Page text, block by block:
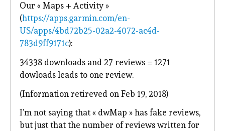
Our « Maps + Activity »
(https://apps.garmin.com/en-
US/apps/4bd72b25-02a2-4072-ac4d-
783d9ff9171c):
34338 downloads and 27 reviews = 1271
dowloads leads to one review.
(Information retireved on Feb 19, 2018)
I’m not saying that « dwMap » has fake reviews,
but just that the number of reviews written for